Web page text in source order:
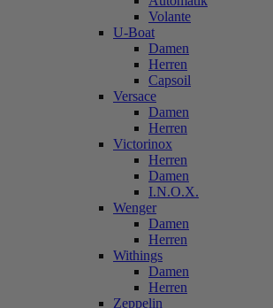
Volante
U-Boat
Damen
Herren
Capsoil
Versace
Damen
Herren
Victorinox
Herren
Damen
I.N.O.X.
Wenger
Damen
Herren
Withings
Damen
Herren
Zeppelin